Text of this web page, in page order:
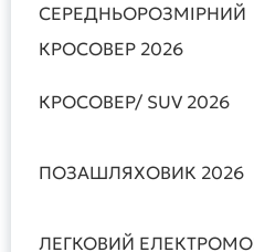
СЕРЕДНЬОРОЗМІРНИЙ
КРОСОВЕР 2026
КРОСОВЕР/ SUV 2026
ПОЗАШЛЯХОВИК 2026
ЛЕГКОВИЙ